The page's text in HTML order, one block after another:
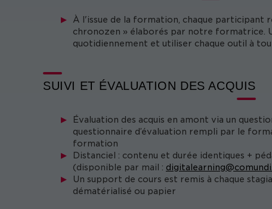
À l'issue de la formation, chaque participant
chronozen » élaborés par notre formatrice.
quotidiennement et utiliser chaque outil à
SUIVI ET ÉVALUATION DES ACQUIS
Évaluation des acquis en amont via un
questionnaire d’évaluation rempli par le
formation
Distanciel : contenu et durée identiques +
(disponible par mail :
Un support de cours est remis à chaque
dématérialisé ou papier